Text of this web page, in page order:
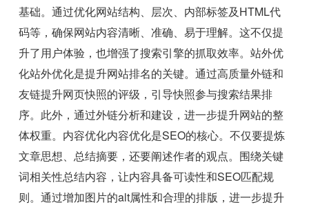
基础。通过优化网站结构、层次、内部标签及HTML代
码等，确保网站内容清晰、准确、易于理解。这不仅提
升了用户体验，也增强了搜索引擎的抓取效率。站外优
化站外优化是提升网站排名的关键。通过高质量外链和
友链提升网页快照的评级，引导快照参与搜索结果排
序。此外，通过外链分析和建设，进一步提升网站的整
体权重。内容优化内容优化是SEO的核心。不仅要提炼
文章思想、总结摘要，还要阐述作者的观点。围绕关键
词相关性总结内容，让内容具备可读性和SEO匹配规
则。通过增加图片的alt属性和合理的排版，进一步提升